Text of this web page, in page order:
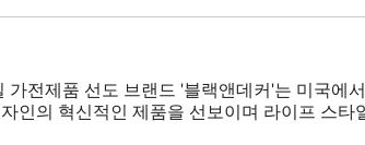
가전제품 선도 브랜드 '블랙앤데커'는 미국에
인의 혁신적인 제품을 선보이며 라이프 스